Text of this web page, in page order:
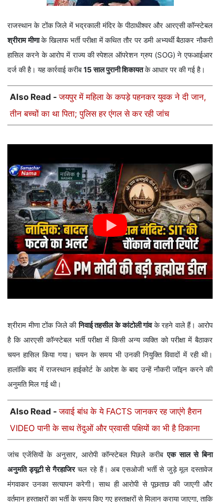
राजस्थान के टोंक जिले में भद्रकाली मंदिर के पीठाधीश्वर और आरएसी कॉन्स्टेबल
श्रीराम मीणाके खिलाफ भर्ती परीक्षा में कथित तौर पर डमी अभ्यर्थी बैठाकर नौकरी
हासिल करने के आरोप में राज्य की स्पेशल ऑपरेशन ग्रुप (SOG) ने एफआईआर
दर्ज की है। यह कार्रवाई करीब15 साल पुरानी शिकायतके आधार पर की गई है।
Also Read -जयपुर में महिला के कपड़े पहनकर युवक ने दी जान,
तीन बच्चों का था पिता; पुलिस हर एंगल से कर रही जांच
श्रीराम मीणा टोंक जिले कीनिवाई तहसील के कांटोली गांवके रहने वाले हैं। आरोप
है कि आरएसी कॉन्स्टेबल भर्ती परीक्षा में किसी अन्य व्यक्ति को परीक्षा में बैठाकर
चयन हासिल किया गया। चयन के समय भी उनकी नियुक्ति विवादों में रही थी।
हालांकि बाद में राजस्थान हाईकोर्ट के आदेश के बाद उन्हें नौकरी जॉइन करने की
अनुमति मिल गई थी।
Also Read -जवाई बांध के ये FACTS जानकर रह जाएंगे हैरान
VIDEO पानी के साथ तेंदुओं और प्रवासी पक्षियों का भी है ठिकाना
जांच एजेंसियों के अनुसार, आरोपी कॉन्स्टेबल पिछले करीबएक साल से बिना
अनुमति ड्यूटी से गैरहाजिरचल रहे हैं। अब एसओजी भर्ती से जुड़े मूल दस्तावेज
मंगवाकर उनका सत्यापन करेगी। साथ ही आरोपी से पूछताछ की जाएगी और
वर्तमान हस्ताक्षरों का भर्ती के समय किए गए हस्ताक्षरों से मिलान कराया जाएगा, ताकि